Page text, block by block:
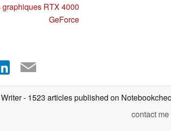
RTX 4000
GeForce
- 1523 articles published on
contact